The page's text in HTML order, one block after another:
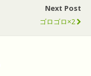
Next Post
ゴロゴロ×2